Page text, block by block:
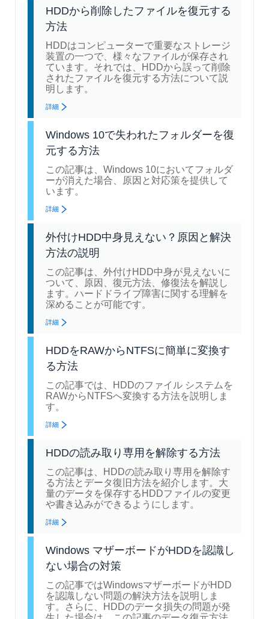
HDDから削除したファイルを復元する
方法
HDDはコンピューターで重要なストレージ
装置の一つで、様々なファイルが保存され
ています。それでは、HDDから誤って削除
されたファイルを復元する方法について説
明します。
詳細
Windows 10で失われたフォルダーを復
元する方法
この記事は、Windows 10においてフォルダ
ーが消えた場合、原因と対応策を提供して
います。
詳細
外付けHDD中身見えない？原因と解決
方法の説明
この記事は、外付けHDD中身が見えないに
ついて、原因、復元方法、修復法を解説し
ます。ハードドライブ障害に関する理解を
深めることが可能です。
詳細
HDDをRAWからNTFSに簡単に変換す
る方法
この記事では、HDDのファイル システムを
RAWからNTFSへ変換する方法を説明しま
す。
詳細
HDDの読み取り専用を解除する方法
この記事は、HDDの読み取り専用を解除す
る方法とデータ復旧方法を紹介します。大
量のデータを保存するHDDファイルの変更
や書き込みができるようにします。
詳細
Windows マザーボードがHDDを認識し
ない場合の対策
この記事ではWindowsマザーボードがHDD
を認識しない問題の解決方法を説明しま
す。さらに、HDDのデータ損失の問題が発